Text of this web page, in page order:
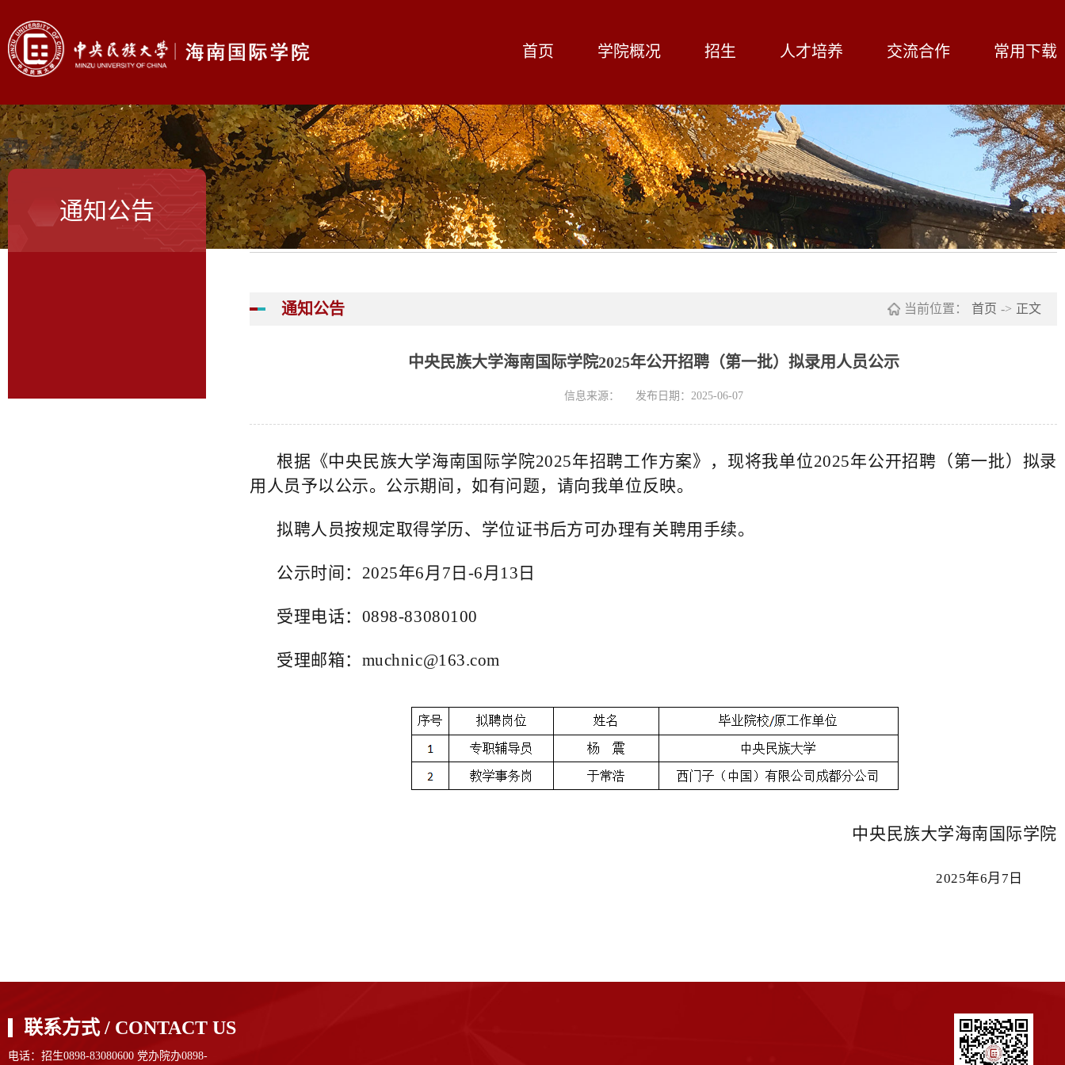
首页 学院概况 招生 人才培养 交流合作 常用下载
通知公告
通知公告 当前位置： 首页 -> 正文
中央民族大学海南国际学院2025年公开招聘（第一批）拟录用人员公示
信息来源： 发布日期：2025-06-07
根据《中央民族大学海南国际学院2025年招聘工作方案》，现将我单位2025年公开招聘（第一批）拟录
用人员予以公示。公示期间，如有问题，请向我单位反映。
拟聘人员按规定取得学历、学位证书后方可办理有关聘用手续。
公示时间：2025年6月7日-6月13日
受理电话：0898-83080100
受理邮箱：muchnic@163.com
中央民族大学海南国际学院
2025年6月 7 日
联系方式 / CONTACT US
电话：招生0898-83080600 党办院办0898-